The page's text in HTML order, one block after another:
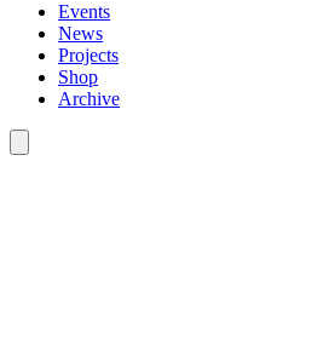
Events
News
Projects
Shop
Archive